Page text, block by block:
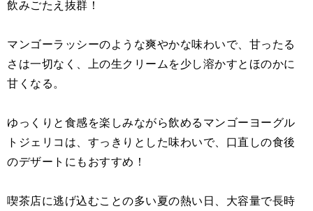
飲みごたえ抜群！
マンゴーラッシーのような爽やかな味わいで、甘ったる
さは一切なく、上の生クリームを少し溶かすとほのかに
甘くなる。
ゆっくりと食感を楽しみながら飲めるマンゴーヨーグル
トジェリコは、すっきりとした味わいで、口直しの食後
のデザートにもおすすめ！
喫茶店に逃げ込むことの多い夏の熱い日、大容量で長時